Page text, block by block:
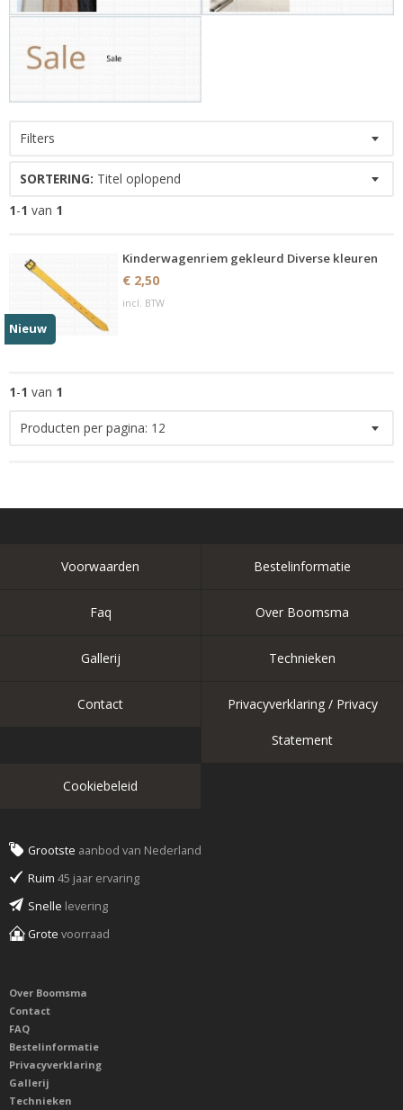
Filters
SORTERING: Titel oplopend
1-1 van 1
Nieuw
Kinderwagenriem gekleurd Diverse kleuren
€ 2,50
incl. BTW
1-1 van 1
Producten per pagina: 12
Voorwaarden Bestelinformatie
Faq Over Boomsma
Gallerij Technieken
Contact Privacyverklaring / Privacy
Statement
Cookiebeleid
Grootste aanbod van Nederland
Ruim 45 jaar ervaring
Snelle levering
Grote voorraad
Over Boomsma
Contact
FAQ
Bestelinformatie
Privacyverklaring
Gallerij
Technieken